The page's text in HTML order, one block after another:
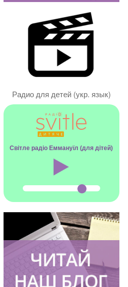
Радио для детей (укр. язык)
Світле радіо Еммануїл (для дітей)